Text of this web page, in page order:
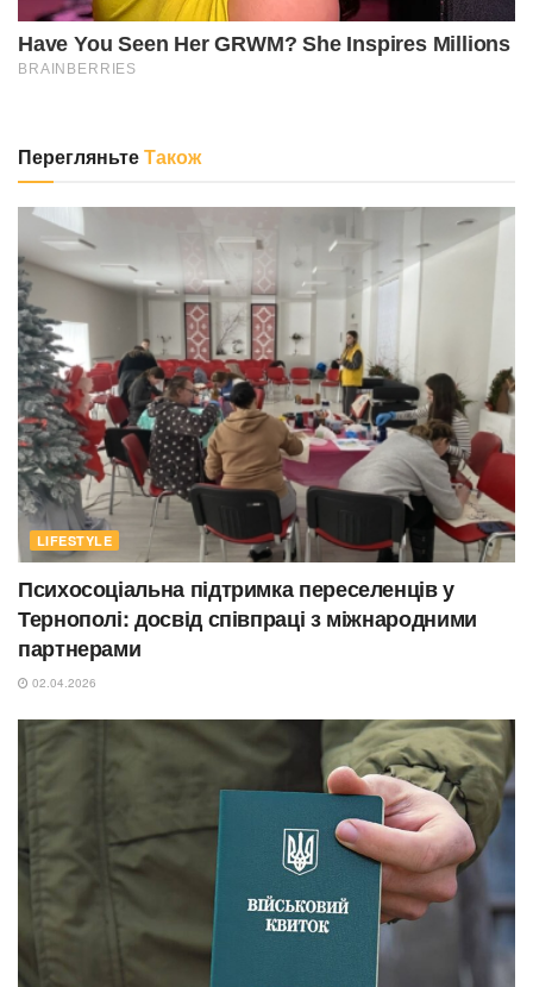
ПерегляньтеТакож
LIFESTYLE
Психосоціальна підтримка переселенців у
Тернополі: досвід співпраці з міжнародними
партнерами
02.04.2026